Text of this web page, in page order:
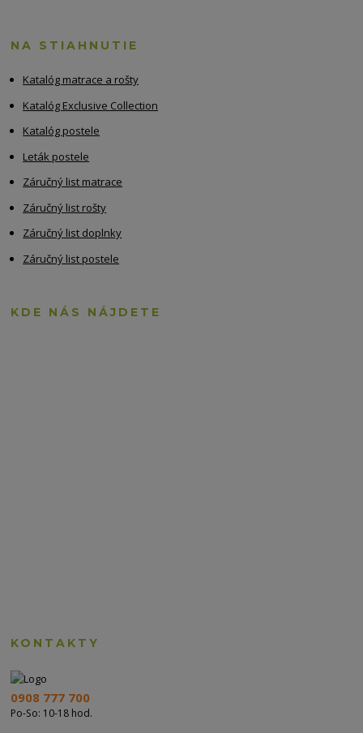
NA STIAHNUTIE
Katalóg matrace a rošty
Katalóg Exclusive Collection
Katalóg postele
Leták postele
Záručný list matrace
Záručný list rošty
Záručný list doplnky
Záručný list postele
KDE NÁS NÁJDETE
KONTAKTY
0908 777 700
Po-So: 10-18 hod.